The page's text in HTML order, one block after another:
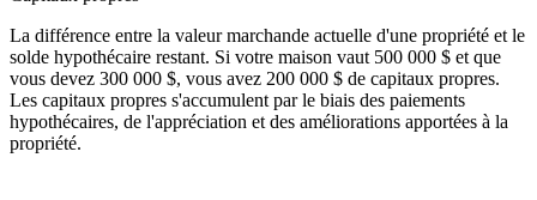
La différence entre la valeur marchande actuelle d'une propriété et le
solde hypothécaire restant. Si votre maison vaut 500 000 $ et que
vous devez 300 000 $, vous avez 200 000 $ de capitaux propres.
Les capitaux propres s'accumulent par le biais des paiements
hypothécaires, de l'appréciation et des améliorations apportées à la
propriété.